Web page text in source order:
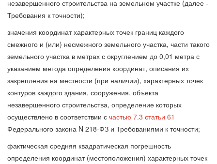
незавершенного строительства на земельном участке (далее -
Требования к точности);
значения координат характерных точек границ каждого
смежного и (или) несмежного земельного участка, части такого
земельного участка в метрах с округлением до 0,01 метра с
указанием метода определения координат, описания их
закрепления на местности (при наличии), характерных точек
контуров каждого здания, сооружения, объекта
незавершенного строительства, определение которых
осуществлено в соответствии с частью 7.3 статьи 61
Федерального закона N 218-ФЗ и Требованиями к точности;
фактическая средняя квадратическая погрешность
определения координат (местоположения) характерных точек